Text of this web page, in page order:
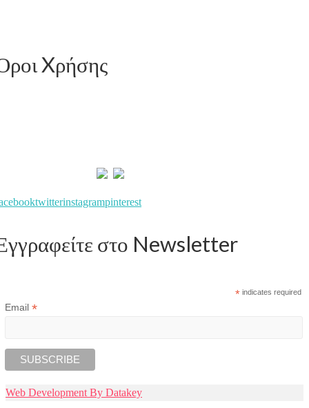
Xρήσης
twitterinstagrampinterest
στο Newsletter
* indicates required
Email *
Web Development By Datakey